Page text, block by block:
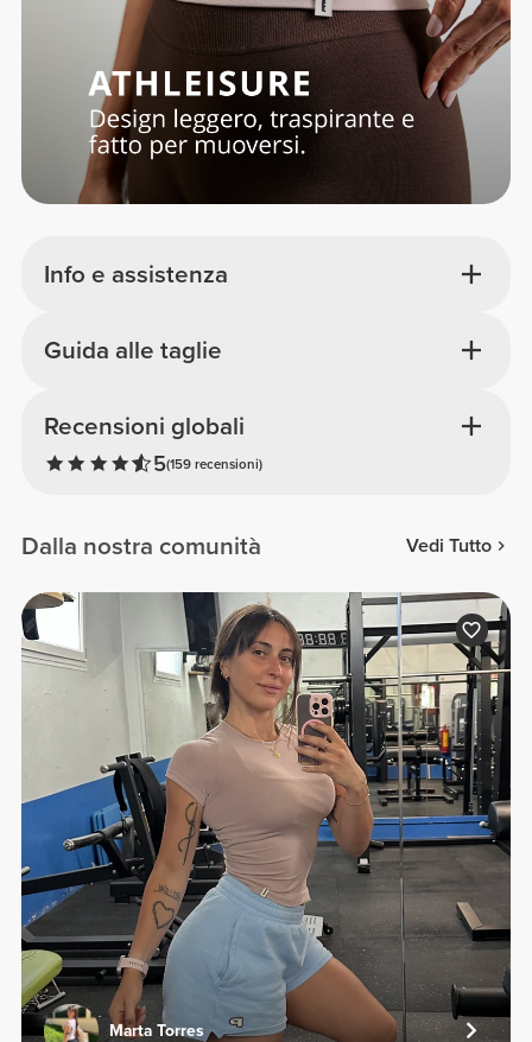
Info e assistenza
Recensioni globali
5(159 recensioni)
Guida alle taglie
Dalla nostra comunità Vedi Tutto
Marta Torres